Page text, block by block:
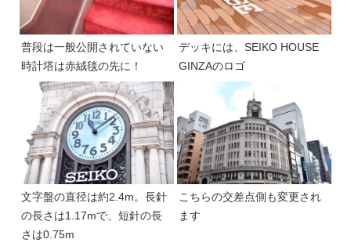
普段は一般公開されていない
時計塔は赤絨毯の先に！
デッキには、SEIKO HOUSE
GINZAのロゴ
文字盤の直径は約2.4m。長針
の長さは1.17mで、短針の長
さは0.75m
こちらの交差点側も変更され
ます